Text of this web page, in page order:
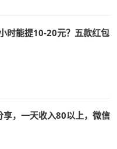
时能提10-20元？五款红包
，一天收入80以上，微信